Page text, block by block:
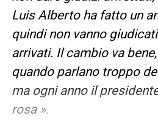
Luis Alberto ha fatto un
quindi non vanno
arrivati. Il cambio va
quando parlano troppo
ma ogni anno il
rosa ».